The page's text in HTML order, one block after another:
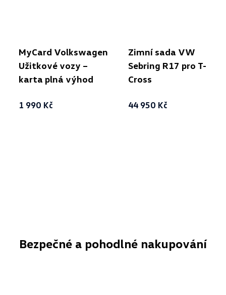
MyCard Volkswagen
Užitkové vozy –
karta plná výhod
1 990 Kč
Zimní sada VW
Sebring R17 pro T-
Cross
44 950 Kč
Bezpečné a pohodlné nakupování